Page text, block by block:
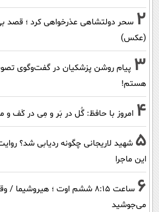
2 سحر دولتشاهی عذرخواهی کرد ؛ قصد
(عکس)
3 پیام روشن پزشکیان در گفت‌و‌گوی
هستم!
4 امروز با حافظ: گُل در بَر و مِی در کَف
5 شهید لاریجانی چگونه ردیابی شد؟
این ماجرا
6
ساعت ۸:۱۵ ششم اوت ؛
می‌جوشید